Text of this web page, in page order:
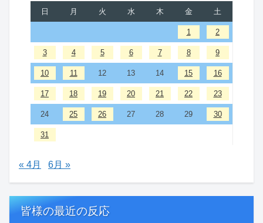
日 月 火 水 木 金 土
1 2
3 4 5 6 7 8 9
10 11 12 13 14 15 16
17 18 19 20 21 22 23
24 25 26 27 28 29 30
31
« 4月 6月 »
皆様の最近の反応